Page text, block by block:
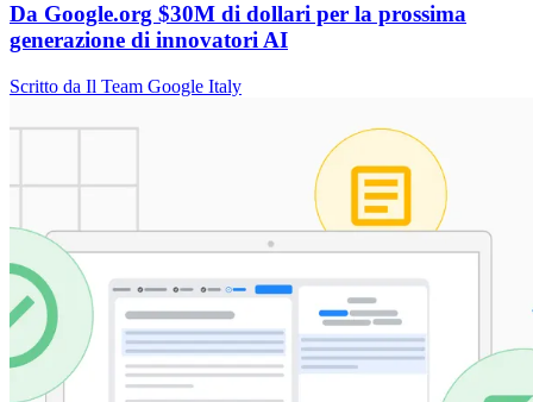
Da Google.org $30M di dollari per la prossima
generazione di innovatori AI
Scritto da Il Team Google Italy